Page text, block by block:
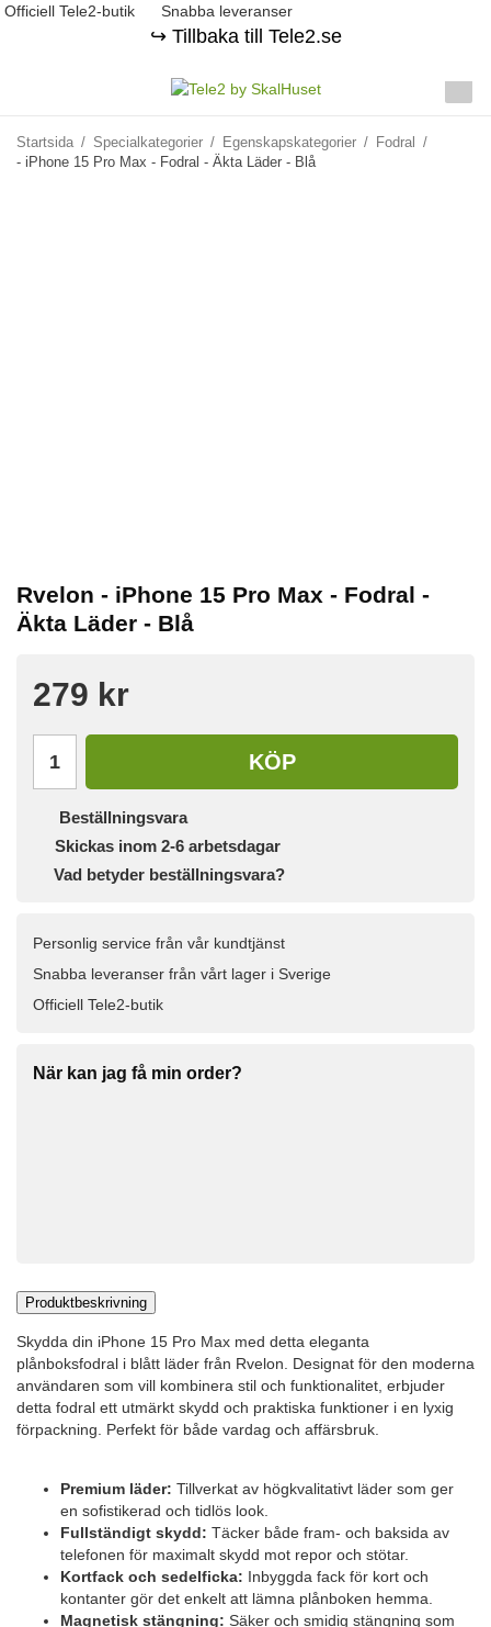
Officiell Tele2-butik Snabba leveranser
↪️ Tillbaka till Tele2.se
Startsida / Specialkategorier / Egenskapskategorier / Fodral
/
- iPhone 15 Pro Max - Fodral - Äkta Läder - Blå
Rvelon - iPhone 15 Pro Max - Fodral -
Äkta Läder - Blå
279 kr
KÖP
Beställningsvara
Skickas inom 2-6 arbetsdagar
Vad betyder beställningsvara?
Personlig service från vår kundtjänst
Snabba leveranser från vårt lager i Sverige
Officiell Tele2-butik
När kan jag få min order?
Produktbeskrivning
Skydda din iPhone 15 Pro Max med detta eleganta
plånboksfodral i blått läder från Rvelon. Designat för den moderna
användaren som vill kombinera stil och funktionalitet, erbjuder
detta fodral ett utmärkt skydd och praktiska funktioner i en lyxig
förpackning. Perfekt för både vardag och affärsbruk.
Premium läder: Tillverkat av högkvalitativt läder som ger
en sofistikerad och tidlös look.
Fullständigt skydd: Täcker både fram- och baksida av
telefonen för maximalt skydd mot repor och stötar.
Kortfack och sedelficka: Inbyggda fack för kort och
kontanter gör det enkelt att lämna plånboken hemma.
Magnetisk stängning: Säker och smidig stängning som